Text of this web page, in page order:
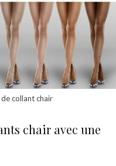
collant chair
chair avec une